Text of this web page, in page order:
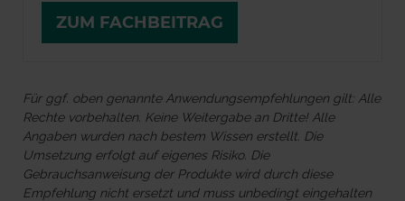
ZUM FACHBEITRAG
Für ggf. oben genannte Anwendungsempfehlungen gilt: Alle
Rechte vorbehalten. Keine Weitergabe an Dritte! Alle
Angaben wurden nach bestem Wissen erstellt. Die
Umsetzung erfolgt auf eigenes Risiko. Die
Gebrauchsanweisung der Produkte wird durch diese
Empfehlung nicht ersetzt und muss unbedingt eingehalten